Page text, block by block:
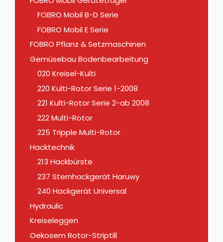
FOBRO Mobil B-D Serie
FOBRO Mobil E Serie
FOBRO Pflanz & Setzmaschinen
Gemüsebau Bodenbearbeitung
020 Kreisel-Kulti
220 Kulti-Rotor Serie 1-2008
221 Kulti-Rotor Serie 2-ab 2008
222 Multi-Rotor
225 Tripple Multi-Rotor
Hacktechnik
213 Hackbürste
237 Sternhackgerät Haruwy
240 Hackgerät Universal
Hydraulic
Kreiseleggen
Oekosem Rotor-Striptill